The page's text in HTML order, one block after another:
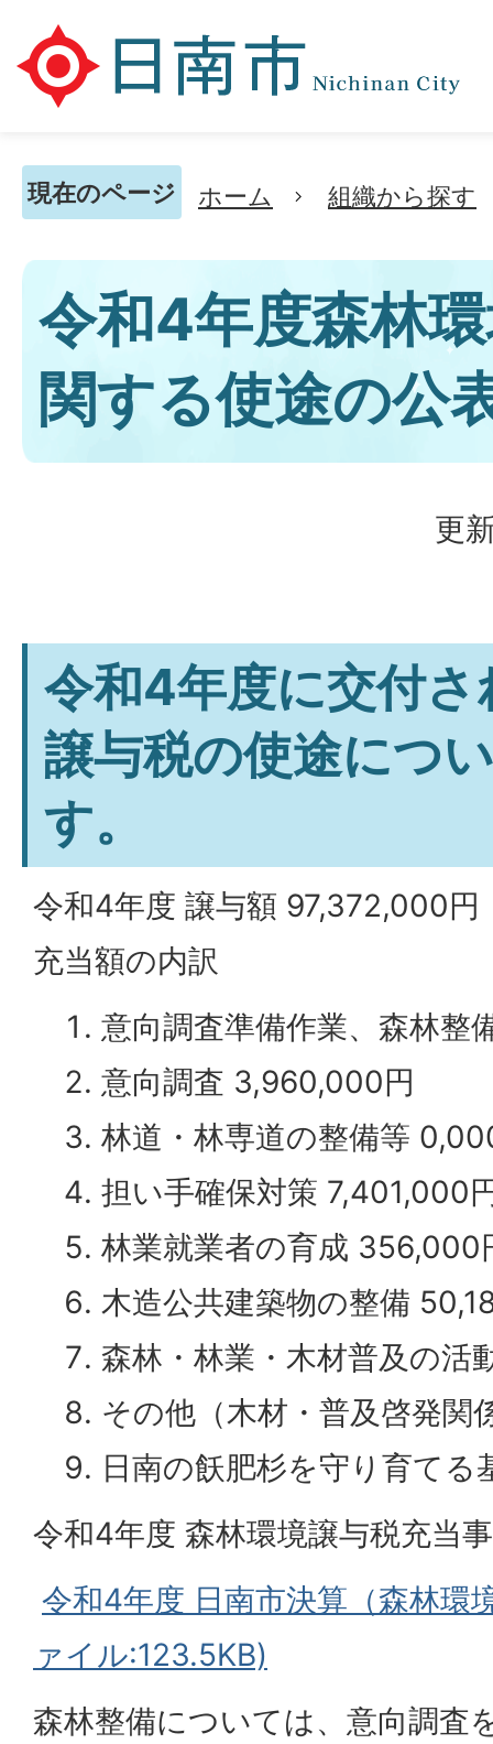
現在のページ ホーム 組織から探す
令和4年度森林
関する使途の公
更
令和4年度に交付さ
譲与税の使途につ
す。
令和4年度 譲与額 97,372,000円
充当額の内訳
意向調査準備作業、森林整
意向調査 3,960,000円
林道・林専道の整備等
担い手確保対策 7,401,000
林業就業者の育成 356,000
木造公共建築物の整備
森林・林業・木材普及の活
その他（木材・普及啓発関
日南の飫肥杉を守り育て
令和4年度 森林環境譲与税充当
令和4年度 日南市決算（森林環
ァイル:123.5KB)
森林整備については、意向調査